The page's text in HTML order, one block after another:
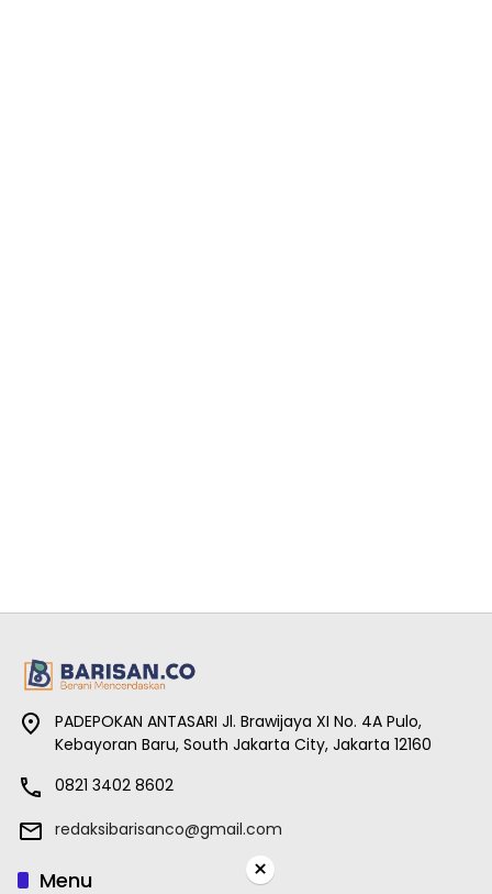
PADEPOKAN ANTASARI Jl. Brawijaya XI No. 4A Pulo,
Kebayoran Baru, South Jakarta City, Jakarta 12160
0821 3402 8602
redaksibarisanco@gmail.com
Menu ×